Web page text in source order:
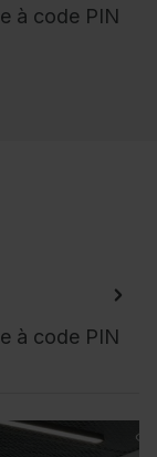
à code PIN
à code PIN